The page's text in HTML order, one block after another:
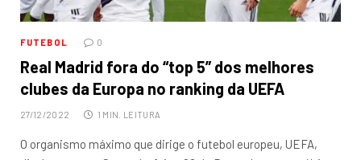
FUTEBOL 0
Real Madrid fora do “top 5” dos melhores
clubes da Europa no ranking da UEFA
27/12/2022 1 MIN. LEITURA
O organismo máximo que dirige o futebol europeu, UEFA,